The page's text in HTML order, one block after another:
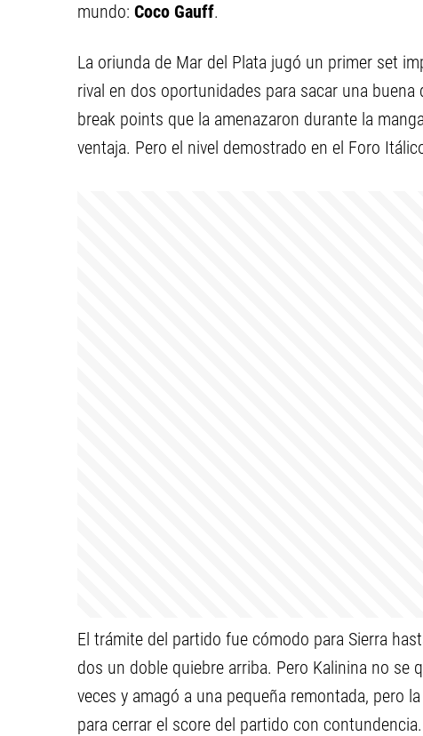
mundo: Coco Gauff.
La oriunda de Mar del Plata jugó un primer set
rival en dos oportunidades para sacar una
break points que la amenazaron durante la
ventaja. Pero el nivel demostrado en el Foro
El trámite del partido fue cómodo para Sierra
dos un doble quiebre arriba. Pero Kalinina no se
veces y amagó a una pequeña remontada, pero
para cerrar el score del partido con contundencia.